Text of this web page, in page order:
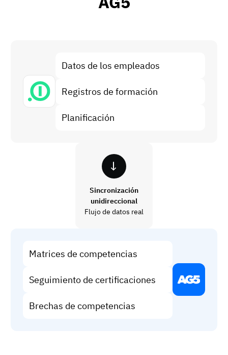
Previsión y tendencias
Deja de perseguir, empieza a automatizar
con AG5 Workflows
Datos de los empleados
Registros de formación
Planificación
Sincronización
unidireccional
Flujo de datos real
Matrices de competencias
Seguimiento de certificaciones
Brechas de competencias